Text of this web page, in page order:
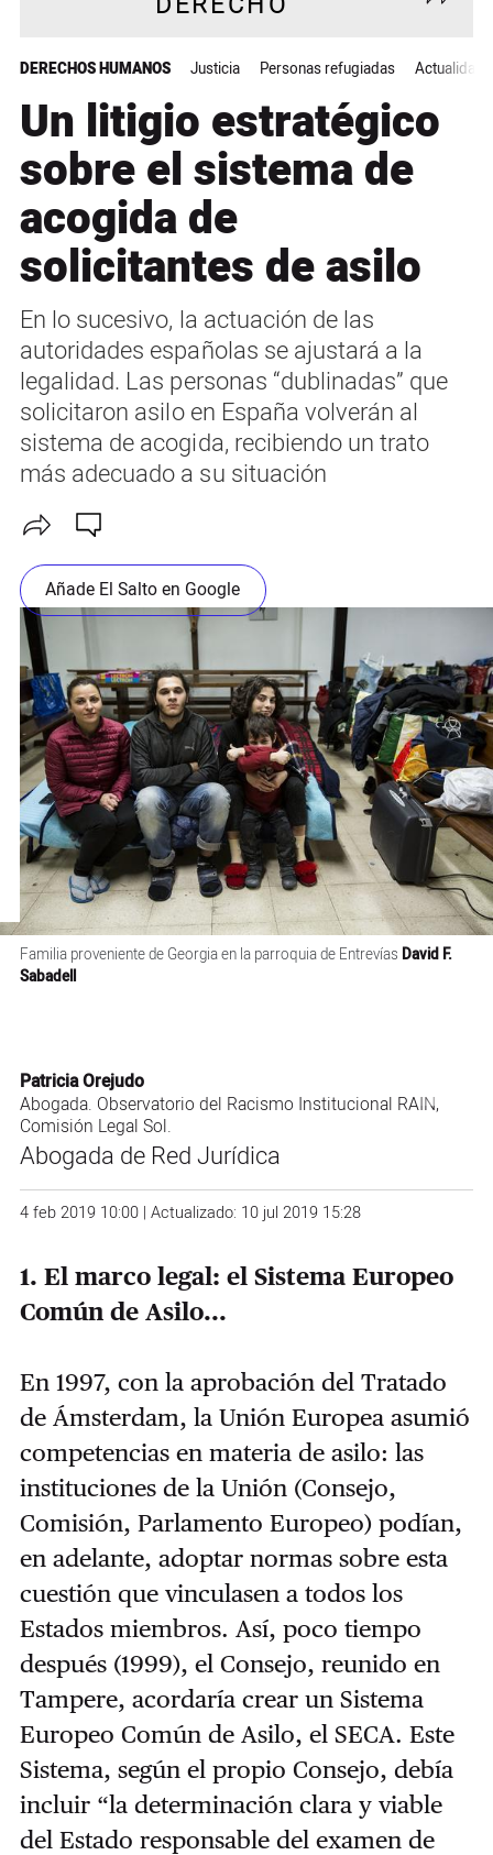
DERECHOS HUMANOS Justicia Personas refugiadas Actualidad
Un litigio estratégico
sobre el sistema de
acogida de
solicitantes de asilo
En lo sucesivo, la actuación de las
autoridades españolas se ajustará a la
legalidad. Las personas “dublinadas” que
solicitaron asilo en España volverán al
sistema de acogida, recibiendo un trato
más adecuado a su situación
Añade El Salto en Google
Familia proveniente de Georgia en la parroquia de Entrevías David F.
Sabadell
Patricia Orejudo
Abogada. Observatorio del Racismo Institucional RAIN,
Comisión Legal Sol.
Abogada de Red Jurídica
4 feb 2019 10:00 | Actualizado: 10 jul 2019 15:28
1. El marco legal: el Sistema Europeo
Común de Asilo...
En 1997, con la aprobación del Tratado
de Ámsterdam, la Unión Europea asumió
competencias en materia de asilo: las
instituciones de la Unión (Consejo,
Comisión, Parlamento Europeo) podían,
en adelante, adoptar normas sobre esta
cuestión que vinculasen a todos los
Estados miembros. Así, poco tiempo
después (1999), el Consejo, reunido en
Tampere, acordaría crear un Sistema
Europeo Común de Asilo, el SECA. Este
Sistema, según el propio Consejo, debía
incluir “la determinación clara y viable
del Estado responsable del examen de